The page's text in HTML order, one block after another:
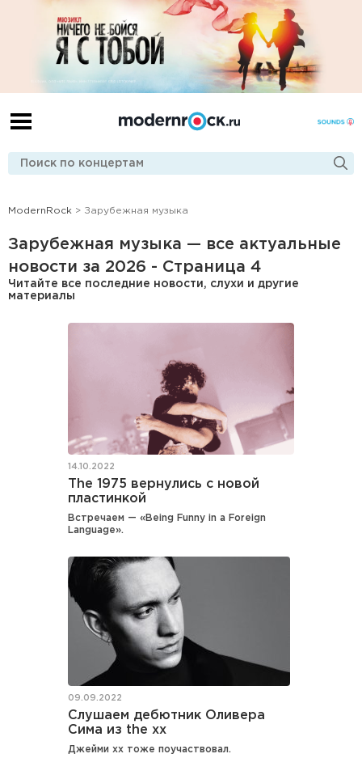
ModernRock > Зарубежная музыка
Зарубежная музыка — все актуальные
новости за 2026 - Страница 4
Читайте все последние новости, слухи и другие
материалы
14.10.2022
The 1975 вернулись с новой
пластинкой
Встречаем — «Being Funny in a Foreign
Language».
09.09.2022
Слушаем дебютник Оливера
Сима из the xx
Джейми xx тоже поучаствовал.